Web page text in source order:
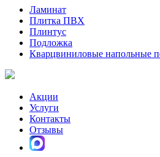
Ламинат
Плитка ПВХ
Плинтус
Подложка
Кварцвиниловые напольные
Акции
Услуги
Контакты
Отзывы